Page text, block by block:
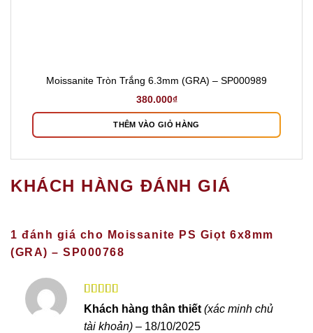
Moissanite Tròn Trắng 6.3mm (GRA) – SP000989
380.000₫
THÊM VÀO GIỎ HÀNG
KHÁCH HÀNG ĐÁNH GIÁ
1 đánh giá cho Moissanite PS Giọt 6x8mm
(GRA) – SP000768
Được xếp
hạng55 sao
Khách hàng thân thiết (xác minh chủ
tài khoản) – 18/10/2025